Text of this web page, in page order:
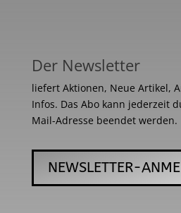
Der Newsletter
liefert Aktionen, Neue Artikel,
Infos. Das Abo kann jederzeit
Mail-Adresse beendet werden.
NEWSLETTER-